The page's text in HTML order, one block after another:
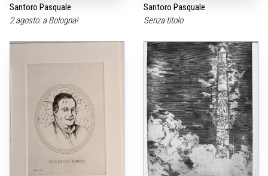
Santoro Pasquale
2 agosto: a Bologna!
Santoro Pasquale
Senza titolo